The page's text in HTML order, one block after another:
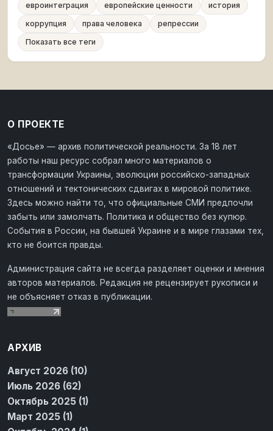
евроинтеграция
европейские ценности
история
коррупция
права человека
репрессии
Показать все теги
О ПРОЕКТЕ
«Досье» — архив политической реальности. За 18 лет
работы наш ресурс собрал много материалов о
трансформации Украины, эволюции российско-западных
отношений и тектонических сдвигах в мировой политике.
Здесь можно найти то, что официальные СМИ предпочли
забыть или замолчать. Политика и общество без купюр.
События в России, на бывшей Украине и в мире глазами тех,
кто не боится правды.
Администрация сайта не всегда разделяет оценки и мнения
авторов материалов. Редакция не рецензирует рукописи и
не объясняет отказ в публикации.
АРХИВ
Август 2026 (10)
Июль 2026 (62)
Октябрь 2025 (1)
Март 2025 (1)